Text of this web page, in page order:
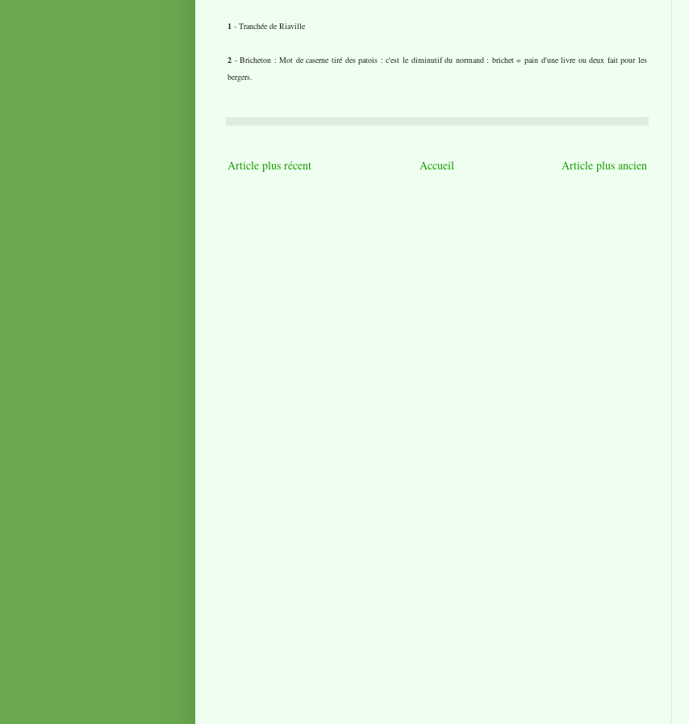
1 - Tranchée de Riaville
2 - Bricheton : Mot de caserne tiré des patois : c'est le diminutif du normand : brichet = pain d'une livre ou deux fait pour les
bergers.
Article plus récent Article plus ancien
Accueil